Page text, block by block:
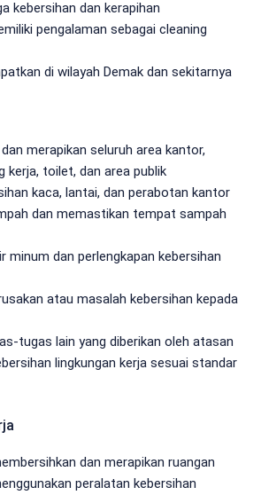
kebersihan dan kerapihan
pengalaman sebagai cleaning
di wilayah Demak dan sekitarnya
merapikan seluruh area kantor,
kerja, toilet, dan area publik
kaca, lantai, dan perabotan kantor
dan memastikan tempat sampah
minum dan perlengkapan kebersihan
atau masalah kebersihan kepada
tugas lain yang diberikan oleh atasan
lingkungan kerja sesuai standar
dan merapikan ruangan
peralatan kebersihan